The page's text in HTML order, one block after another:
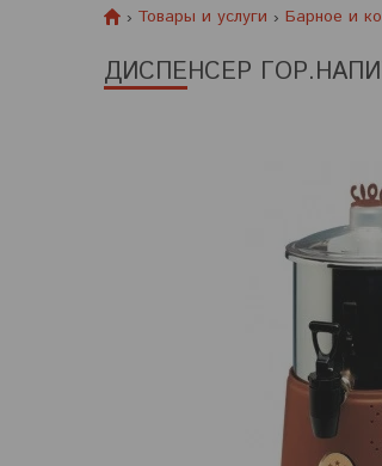
Товары и услуги Барное и
ДИСПЕНСЕР